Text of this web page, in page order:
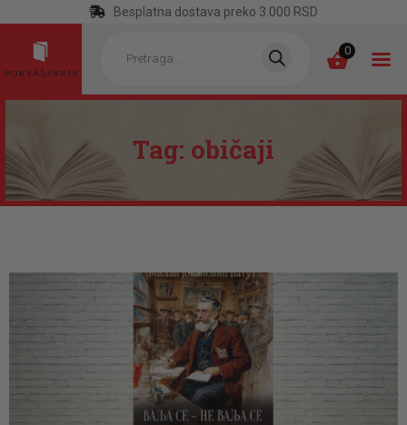
Besplatna dostava preko 3.000 RSD
search 0
Tag: običaji
POČETNA
KATEGORIJE
OTRGNUTO OD
ZABORAVA
AUTORI
AKTUELNOSTI
CENOVNIK